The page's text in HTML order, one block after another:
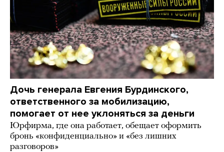
Дочь генерала Евгения Бурдинского,
ответственного за мобилизацию,
помогает от нее уклоняться за деньги
Юрфирма, где она работает, обещает оформить
бронь «конфиденциально» и «без лишних
разговоров»